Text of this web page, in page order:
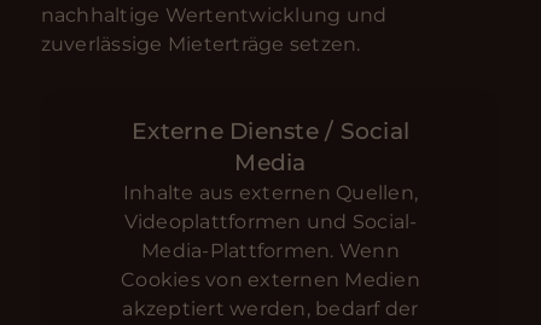
nachhaltige Wertentwicklung und
zuverlässige Mieterträge setzen.
Externe Dienste / Social
Media
Inhalte aus externen Quellen,
Videoplattformen und Social-
Media-Plattformen. Wenn
Cookies von externen Medien
akzeptiert werden, bedarf der